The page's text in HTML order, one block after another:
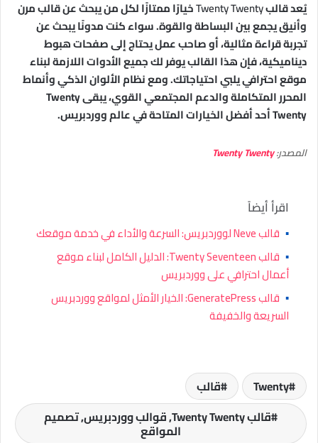
يُعد قالبTwenty Twentyخيارًا ممتازًا لكل من يبحث عن قالب مرن
وأنيق يجمع بين البساطة والقوة. سواء كنت مدونًا يبحث عن
تجربة قراءة مثالية، أو صاحب عمل يحتاج إلى صفحات هبوط
ديناميكية، فإن هذا القالب يوفر لك جميع الأدوات اللازمة لبناء
موقع احترافي يلبي احتياجاتك. ومع نظام الألوان الذكي وأنماط
المحرر المتكاملة والدعم المجتمعي القوي، يبقى Twenty
Twenty أحد أفضل الخيارات المتاحة في عالم ووردبريس.
المصدر:Twenty Twenty
اقرأ أيضاً
▪ قالب Neve لووردبريس: السرعة والأداء في خدمة موقعك
▪
قالب Twenty Seventeen: الدليل الكامل لبناء موقع
أعمال احترافي على ووردبريس
▪
قالب GeneratePress: الخيار الأمثل لمواقع ووردبريس
السريعة والخفيفة
Twenty
قالب
قالب Twenty Twenty, قوالب ووردبريس, تصميم
المواقع